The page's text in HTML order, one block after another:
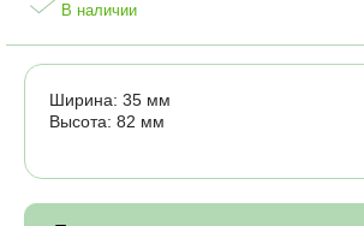
В наличии
Ширина: 35 мм
Высота: 82 мм